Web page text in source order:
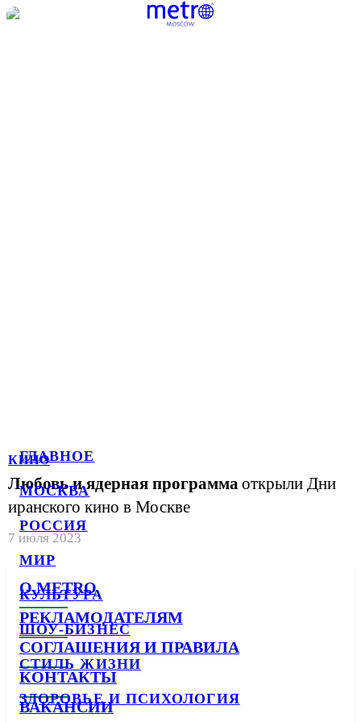
ГЛАВНОЕ
МОСКВА
РОССИЯ
МИР
КУЛЬТУРА
ШОУ-БИЗНЕС
СТИЛЬ ЖИЗНИ
ЗДОРОВЬЕ И ПСИХОЛОГИЯ
КИНО
Любовь и ядерная программа открыли Дни
иранского кино в Москве
7 июля 2023
О METRO
РЕКЛАМОДАТЕЛЯМ
СОГЛАШЕНИЯ И ПРАВИЛА
КОНТАКТЫ
ВАКАНСИИ